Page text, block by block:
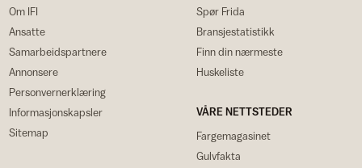
Om IFI
Ansatte
Samarbeidspartnere
Annonsere
Personvernerklæring
Informasjonskapsler
Sitemap
Spør Frida
Bransjestatistikk
Finn din nærmeste
Huskeliste
VÅRE NETTSTEDER
Fargemagasinet
Gulvfakta